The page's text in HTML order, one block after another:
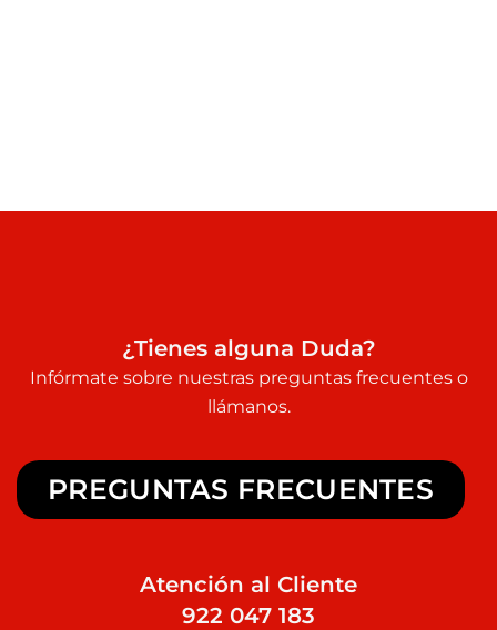
¿Tienes alguna Duda?
Infórmate sobre nuestras preguntas frecuentes o
llámanos.
PREGUNTAS FRECUENTES
Atención al Cliente
922 047 183